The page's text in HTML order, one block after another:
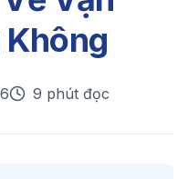
Không
9 phút đọc